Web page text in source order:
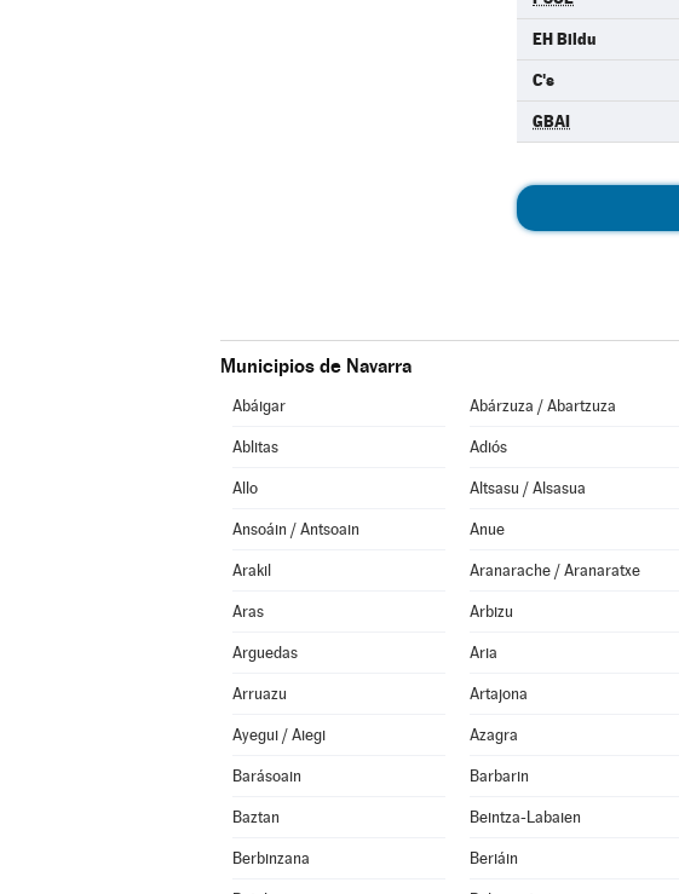
EH Bildu
C's
GBAI
Municipios de Navarra
Abáigar Abárzuza / Abartzuza
Ablitas Adiós
Allo Altsasu / Alsasua
Ansoáin / Antsoain Anue
Arakil Aranarache / Aranaratxe
Aras Arbizu
Arguedas Aria
Arruazu Artajona
Ayegui / Aiegi Azagra
Barásoain Barbarin
Baztan Beintza-Labaien
Berbinzana Beriáin